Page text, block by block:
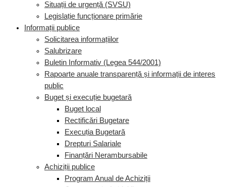
Situații de urgență (SVSU)
Legislație funcționare primărie
Informații publice
Solicitarea informațiilor
Salubrizare
Buletin Informativ (Legea 544/2001)
Rapoarte anuale transparență și informații de interes
public
Buget și execuție bugetară
Buget local
Rectificări Bugetare
Execuția Bugetară
Drepturi Salariale
Finanțări Nerambursabile
Achiziții publice
Program Anual de Achiziții